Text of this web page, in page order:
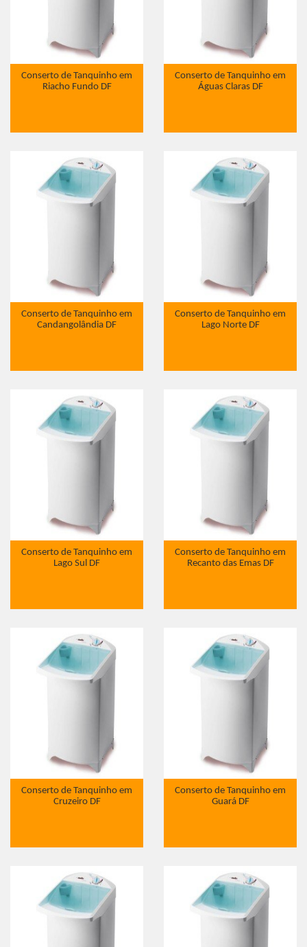
Conserto de Tanquinho em
Riacho Fundo DF
Conserto de Tanquinho em
Águas Claras DF
Conserto de Tanquinho em
Candangolândia DF
Conserto de Tanquinho em
Lago Norte DF
Conserto de Tanquinho em
Lago Sul DF
Conserto de Tanquinho em
Recanto das Emas DF
Conserto de Tanquinho em
Cruzeiro DF
Conserto de Tanquinho em
Guará DF